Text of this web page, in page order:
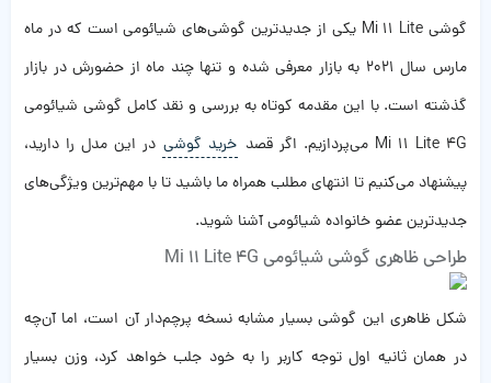
گوشی Mi 11 Lite یکی از جدیدترین گوشی‌های شیائومی است که در ماه
مارس سال 2021 به بازار معرفی شده و تنها چند ماه از حضورش در بازار
گذشته است. با این مقدمه کوتاه به بررسی و نقد کامل گوشی شیائومی
Mi 11 Lite 4G می‌پردازیم. اگر قصد
خرید گوشی در این مدل را دارید،
پیشنهاد می‌کنیم تا انتهای مطلب همراه ما باشید تا با مهم‌ترین ویژگی‌های
جدیدترین عضو خانواده شیائومی آشنا شوید.
طراحی ظاهری گوشی شیائومی Mi 11 Lite 4G
شکل ظاهری این گوشی بسیار مشابه نسخه پرچم‌دار آن است، اما آن‌چه
در همان ثانیه اول توجه کاربر را به خود جلب خواهد کرد، وزن بسیار